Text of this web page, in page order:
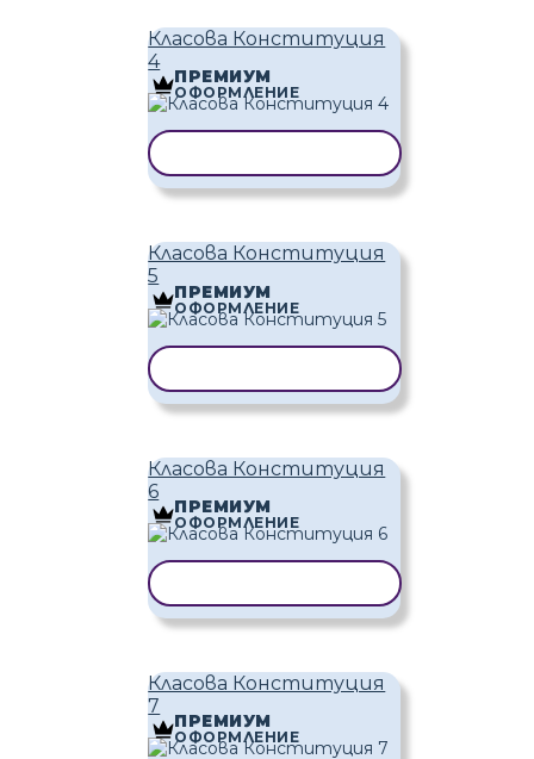
Класова Конституция
4
ПРЕМИУМ
ОФОРМЛЕНИЕ
Класова Конституция
5
ПРЕМИУМ
ОФОРМЛЕНИЕ
Класова Конституция
6
ПРЕМИУМ
ОФОРМЛЕНИЕ
Класова Конституция
7
ПРЕМИУМ
ОФОРМЛЕНИЕ